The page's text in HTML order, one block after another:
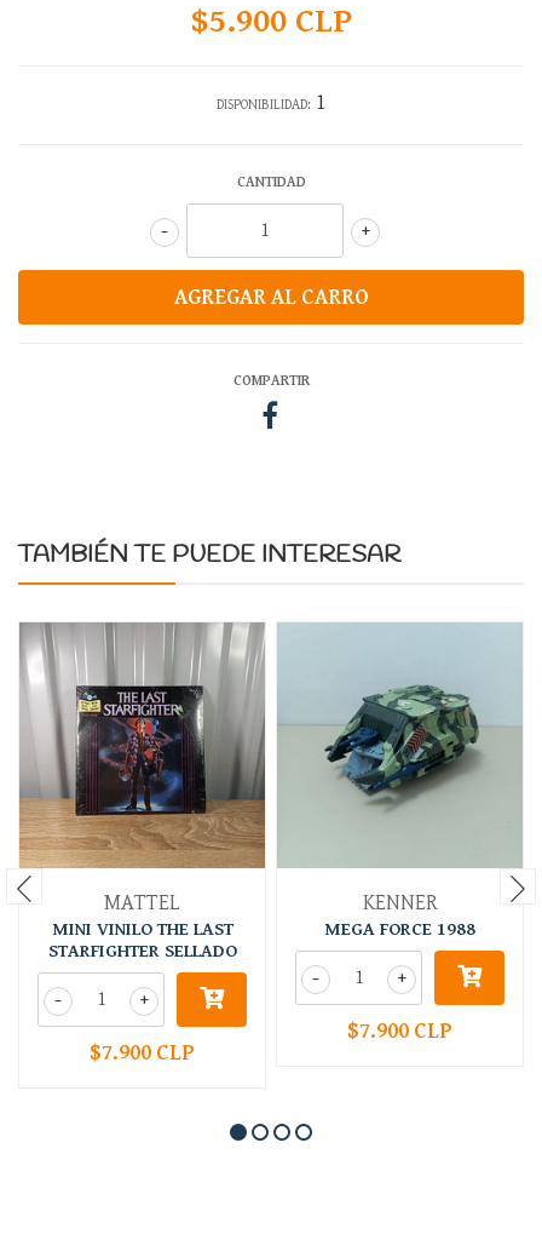
$5.900 CLP
DISPONIBILIDAD: 1
CANTIDAD
+
-
COMPARTIR
TAMBIÉN TE PUEDE INTERESAR
MATTEL
MINI VINILO THE LAST
STARFIGHTER SELLADO
+
-
$7.900 CLP
KENNER
MEGA FORCE 1988
+
-
$7.900 CLP